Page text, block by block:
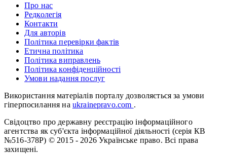
Про нас
Редколегія
Контакти
Для авторів
Політика перевірки фактів
Етична політика
Політика виправлень
Політика конфіденційності
Умови надання послуг
Використання матеріалів порталу дозволяється за умови
гіперпосилання на ukrainepravo.com .
Свідоцтво про державну реєстрацію інформаційного
агентства як суб'єкта інформаційної діяльності (серія КВ
№516-378Р) © 2015 - 2026 Українське право. Всі права
захищені.